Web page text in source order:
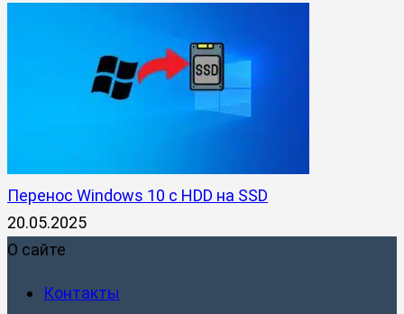
Перенос Windows 10 с HDD на SSD
20.05.2025
О сайте
Контакты